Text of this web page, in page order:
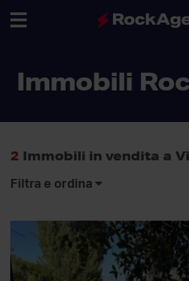
navigation
Immobili
2 Immobili in vendita a
Filtra e ordina